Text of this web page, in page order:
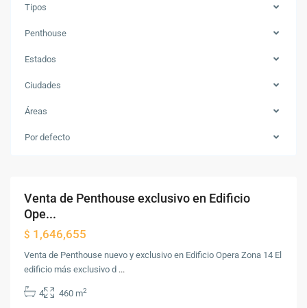
Tipos
Penthouse
Estados
Ciudades
Áreas
Por defecto
14,
Ciudad
Venta de Penthouse exclusivo en Edificio
Ope...
$ 1,646,655
Venta de Penthouse nuevo y exclusivo en Edificio Opera Zona 14 El
edificio más exclusivo d ...
4 460 m2
Zona
10,